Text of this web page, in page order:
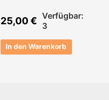
25,00€ Verfügbar:
3
In den Warenkorb